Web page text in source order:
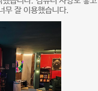
무 잘 이용했습니다.